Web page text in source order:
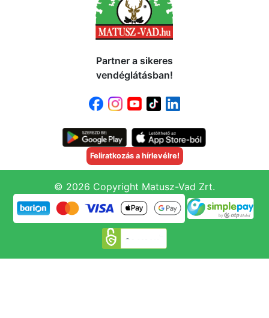
Partner a sikeres
vendéglátásban!
Feliratkozás a hírlevélre!
© 2026 Copyright Matusz-Vad Zrt.